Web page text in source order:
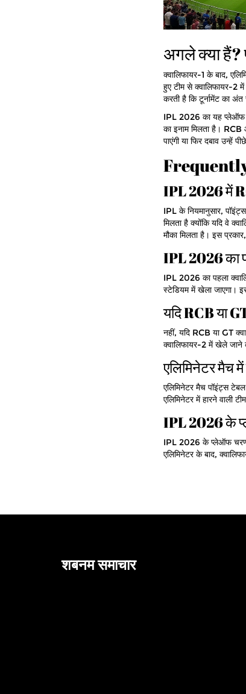
अगले क्या हैं?
क्वालिफायर-1 के बाद,
हुए टीम से क्वालिफायर-2
करती है कि टूर्नामेंट का
IPL 2026 का यह प्लेऑफ
का इनाम मिलता है।
पाएंगी या फिर दबाव उन्हें
IPL 2026 में
IPL के नियमानुसार,
मिलता है क्योंकि यदि वे
मौका मिलता है। इस
IPL 2026 का
IPL 2026 का पहला
स्टेडियम में खेला
यदि RCB या
नहीं, यदि RCB या GT
क्वालिफायर-2 में खेले जाने
एलिमिनेटर मैच में
एलिमिनेटर मैच पॉइंट्स टेबल
एलिमिनेटर में हारने वाली
IPL 2026 के
IPL 2026 के प्लेऑफ चरण
एलिमिनेटर के बाद,
शबनम समाचार